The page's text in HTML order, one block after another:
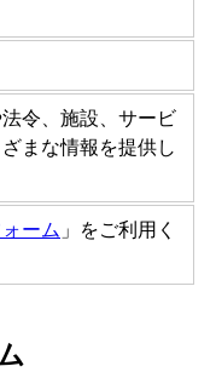
令、施設、サービ
まな情報を提供し
ーム 」をご利用く